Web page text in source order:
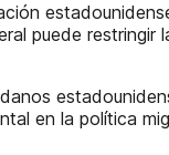
puede restringir
en la política